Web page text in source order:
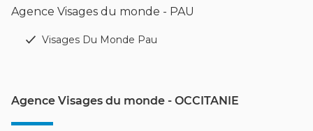
Agence Visages du monde - PAU
Visages Du Monde Pau
Agence Visages du monde - OCCITANIE